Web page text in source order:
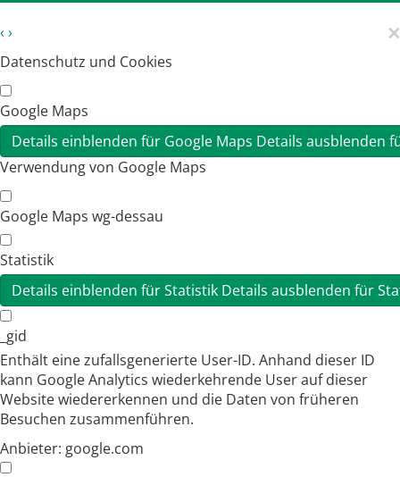
‹ › ×
Datenschutz und Cookies
Google Maps
Details einblenden für Google Maps Details ausblenden
Verwendung von Google Maps
Google Maps wg-dessau
Statistik
Details einblenden für Statistik Details ausblenden für
_gid
Enthält eine zufallsgenerierte User-ID. Anhand dieser ID
kann Google Analytics wiederkehrende User auf dieser
Website wiedererkennen und die Daten von früheren
Besuchen zusammenführen.
Anbieter: google.com